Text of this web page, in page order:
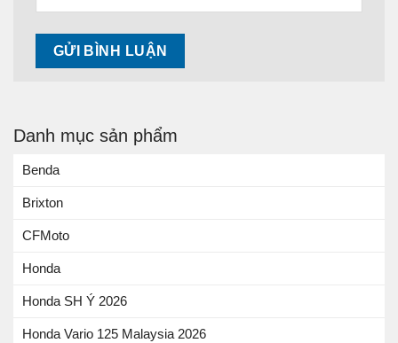
Danh mục sản phẩm
Benda
Brixton
CFMoto
Honda
Honda SH Ý 2026
Honda Vario 125 Malaysia 2026